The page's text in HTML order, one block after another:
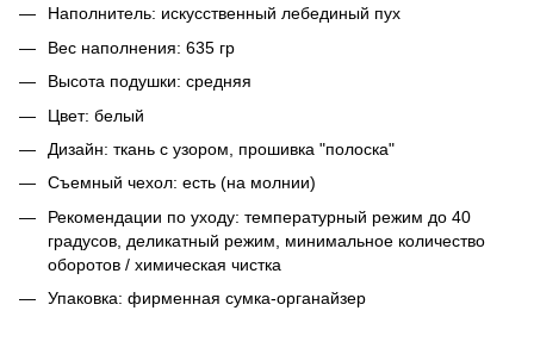
Наполнитель: искусственный лебединый пух
Вес наполнения: 635 гр
Высота подушки: средняя
Цвет: белый
Дизайн: ткань с узором, прошивка "полоска"
Съемный чехол: есть (на молнии)
Рекомендации по уходу: температурный режим до 40
градусов, деликатный режим, минимальное количество
оборотов / химическая чистка
Упаковка: фирменная сумка-органайзер